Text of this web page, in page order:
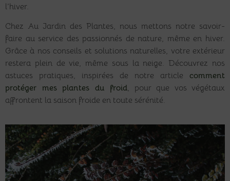
l’hiver.
Chez Au Jardin des Plantes, nous mettons notre savoir-
faire au service des passionnés de nature, même en hiver.
Grâce à nos conseils et solutions naturelles, votre extérieur
restera plein de vie, même sous la neige. Découvrez nos
astuces pratiques, inspirées de notre article
comment
protéger mes plantes du froid, pour que vos végétaux
affrontent la saison froide en toute sérénité.